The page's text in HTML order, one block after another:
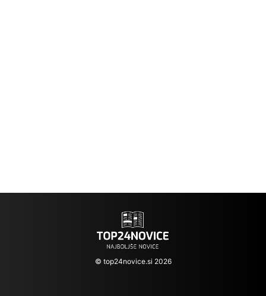
© top24novice.si 2026